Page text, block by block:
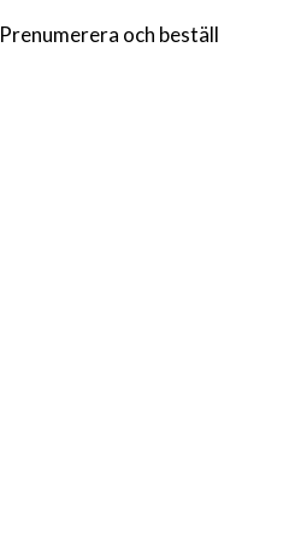
Prenumerera och beställ